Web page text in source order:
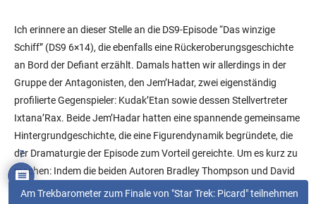
Ich erinnere an dieser Stelle an die DS9-Episode “Das winzige
Schiff” (DS9 6×14), die ebenfalls eine Rückeroberungsgeschichte
an Bord der Defiant erzählt. Damals hatten wir allerdings in der
Gruppe der Antagonisten, den Jem’Hadar, zwei eigenständig
profilierte Gegenspieler: Kudak’Etan sowie dessen Stellvertreter
Ixtana’Rax. Beide Jem’Hadar hatten eine spannende gemeinsame
Hintergrundgeschichte, die eine Figurendynamik begründete, die
der Dramaturgie der Episode zum Vorteil gereichte. Um es kurz zu
machen: Indem die beiden Autoren Bradley Thompson und David
Weddle ihren Bad Guys seinerzeit Tiefe und Konflikt ins Drehbuch
7
Am Trekbarometer zum Finale von "Star Trek: Picard" teilnehmen